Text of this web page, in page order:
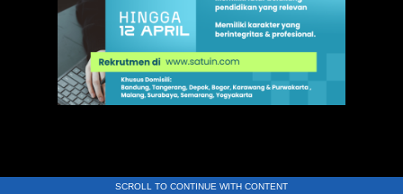
SCROLL TO CONTINUE WITH CONTENT